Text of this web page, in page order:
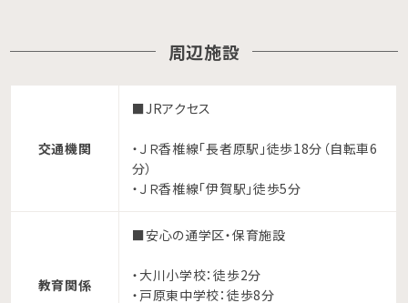
周辺施設
交通機関
■JRアクセス
・ＪＲ香椎線「長者原駅」徒歩18分（自転車6
分）
・ＪＲ香椎線「伊賀駅」徒歩5分
教育関係
■安心の通学区・保育施設
・大川小学校：徒歩2分
・戸原東中学校：徒歩8分